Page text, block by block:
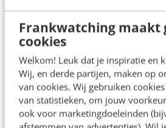
Frankwatching maakt
cookies
Welkom! Leuk dat je inspiratie en
Wij, en derde partijen, maken op
van cookies. Wij gebruiken
van statistieken, om jouw
ook voor marketingdoeleinden
Frankwatching
Adverteren
Contact
Nieuwsbrieven
Over ons